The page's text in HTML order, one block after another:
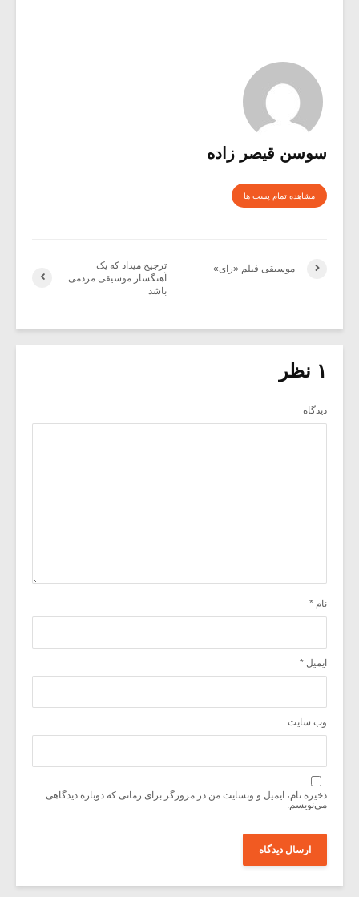
سوسن قیصر زاده
مشاهده تمام پست ها
ترجیح میداد که یک
آهنگساز موسیقی مردمی
باشد
موسیقی فیلم «رای»
۱ نظر
دیدگاه
نام *
ایمیل *
وب‌ سایت
ذخیره نام، ایمیل و وبسایت من در مرورگر برای زمانی که دوباره دیدگاهی
می‌نویسم.